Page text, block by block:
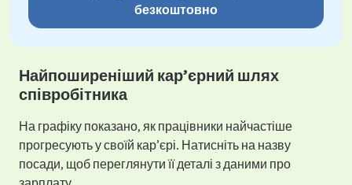
безкоштовно
Найпоширеніший кар’єрний шлях
співробітника
На графіку показано, як працівники найчастіше
прогресують у своїй кар’єрі. Натисніть на назву
посади, щоб переглянути її деталі з даними про